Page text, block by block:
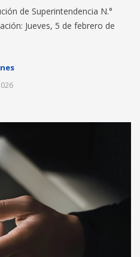
de Superintendencia N.°
Jueves, 5 de febrero de